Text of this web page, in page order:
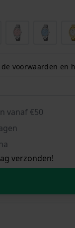
voorwaarden en
vanaf €50
verzonden!